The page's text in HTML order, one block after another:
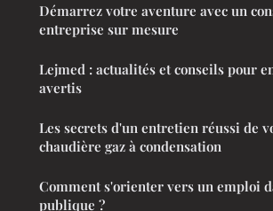
Démarrez votre aventure avec un
entreprise sur mesure
Lejmed : actualités et conseils pour
avertis
Les secrets d'un entretien réussi de
chaudière gaz à condensation
Comment s'orienter vers un emploi
publique ?